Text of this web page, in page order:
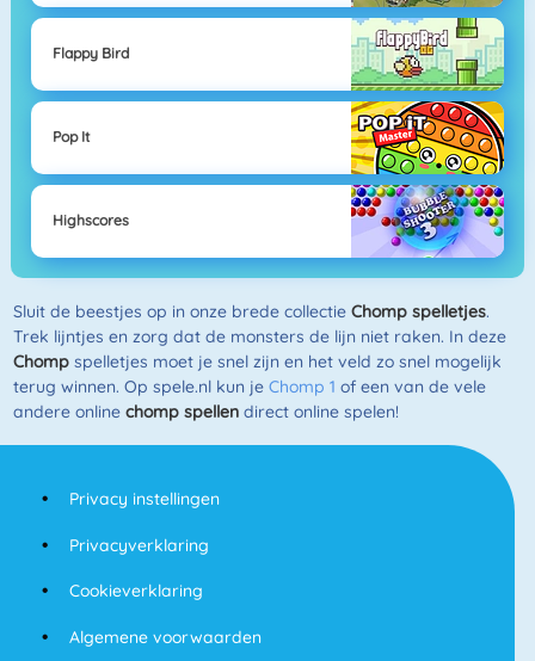
Flappy Bird
Pop It
Highscores
Sluit de beestjes op in onze brede collectie Chomp spelletjes.
Trek lijntjes en zorg dat de monsters de lijn niet raken. In deze
Chompspelletjes moet je snel zijn en het veld zo snel mogelijk
terug winnen. Op spele.nl kun je Chomp 1 of een van de vele
andere online chomp spellendirect online spelen!
Privacy instellingen
Privacyverklaring
Cookieverklaring
Algemene voorwaarden